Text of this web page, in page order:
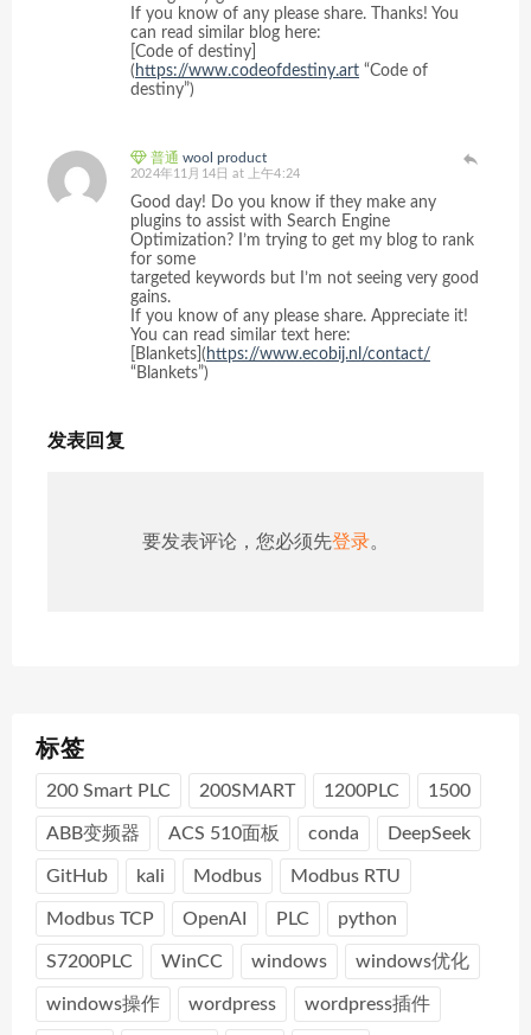
If you know of any please share. Thanks! You
can read similar blog here:
[Code of destiny]
( https://www.codeofdestiny.art “Code of
destiny”)
普通 wool product
2024年11月14日 at 上午4:24
Good day! Do you know if they make any
plugins to assist with Search Engine
Optimization? I’m trying to get my blog to rank
for some
targeted keywords but I’m not seeing very good
gains.
If you know of any please share. Appreciate it!
You can read similar text here:
[Blankets]( https://www.ecobij.nl/contact/
“Blankets”)
发表回复
要发表评论，您必须先登录。
标签
200 Smart PLC 200SMART 1200PLC 1500
ABB变频器 ACS 510面板 conda DeepSeek
GitHub kali Modbus Modbus RTU
Modbus TCP OpenAI PLC python
S7200PLC WinCC windows windows优化
windows操作 wordpress wordpress插件